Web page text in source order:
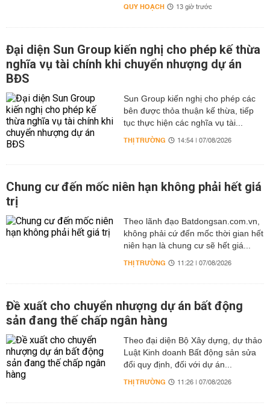
QUY HOẠCH 13 giờ trước
Đại diện Sun Group kiến nghị cho phép kế thừa
nghĩa vụ tài chính khi chuyển nhượng dự án
BĐS
Sun Group kiến nghị cho phép các
bên được thỏa thuận kế thừa, tiếp
tục thực hiện các nghĩa vụ tài...
THỊ TRƯỜNG 14:54 | 07/08/2026
Chung cư đến mốc niên hạn không phải hết giá
trị
Theo lãnh đạo Batdongsan.com.vn,
không phải cứ đến mốc thời gian hết
niên hạn là chung cư sẽ hết giá...
THỊ TRƯỜNG 11:22 | 07/08/2026
Đề xuất cho chuyển nhượng dự án bất động
sản đang thế chấp ngân hàng
Theo đại diện Bộ Xây dựng, dự thảo
Luật Kinh doanh Bất động sản sửa
đổi quy định, đối với dự án...
THỊ TRƯỜNG 11:26 | 07/08/2026